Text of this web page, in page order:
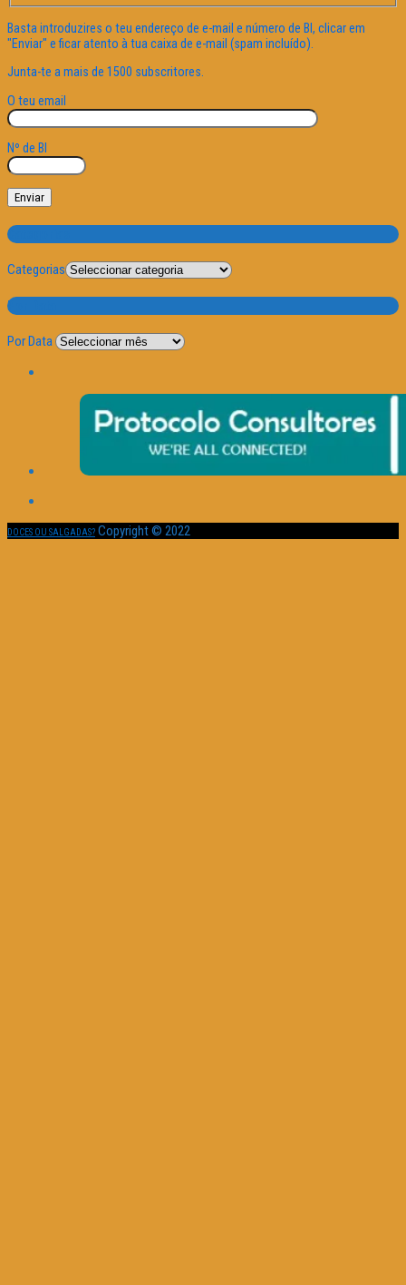
Basta introduzires o teu endereço de e-mail e número de BI, clicar em
"Enviar" e ficar atento à tua caixa de e-mail (spam incluído).
Junta-te a mais de 1500 subscritores.
O teu email
Nº de BI
Categorias
Categorias
Por Data
Por Data
DOCES OU SALGADAS? Copyright © 2022